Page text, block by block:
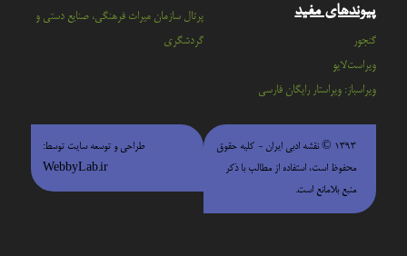
پیوندهای مفید
گنجور
ویراست‌لایو
ویراسباز: ویراستار رایگان فارسی
پرتال سازمان ميراث فرهنگي، صنايع دستي و
گردشگري
۱۳۹۳ © نقشه ادبی ایران - كليه حقوق
محفوظ است، استفاده از مطالب با ذكر
منبع بلامانع است.
طراحی و توسعه سایت توسط:
WebbyLab.ir